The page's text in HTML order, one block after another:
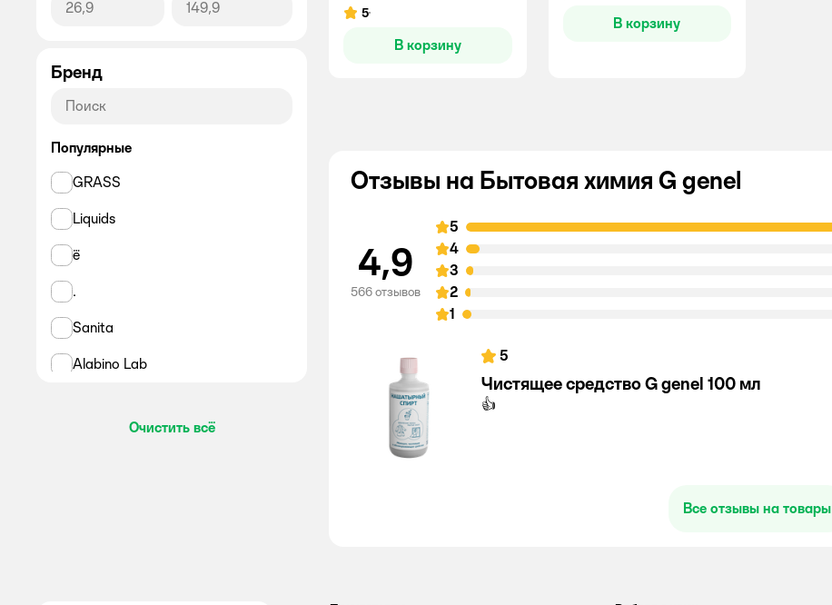
Рейтинг:
5
В корзину
В корзину
Отзывы на Бытовая химия G genel
4,9
566 отзывов
5
4
3
2
1
5
Чистящее средство G genel 100 мл
👍
Все отзывы на товары
Бренд
Популярные
GRASS
Liquids
ё
.
Sanita
Alabino Lab
Мелодия ароматов
Очистить всё